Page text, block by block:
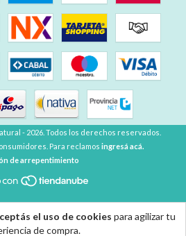
el uso de cookies para agilizar tu
de compra.
- 2026. Todos los derechos reservados.
Para reclamos ingresá acá.
de arrepentimiento